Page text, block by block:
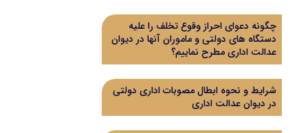
چگونه دعوای احراز وقوع تخلف را علیه
دستگاه های دولتی و ماموران آنها در دیوان
عدالت اداری مطرح نماییم؟
شرایط و نحوه ابطال مصوبات اداری دولتی
در دیوان عدالت اداری